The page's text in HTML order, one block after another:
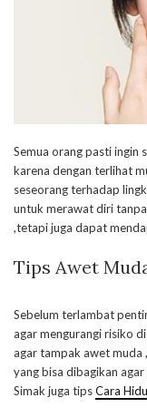
Semua orang pasti ingin
karena dengan terlihat
seseorang terhadap
untuk merawat diri
,tetapi juga dapat
Tips Awet
Sebelum terlambat
agar mengurangi risiko
agar tampak awet muda
yang bisa dibagikan
Simak juga tipsCara